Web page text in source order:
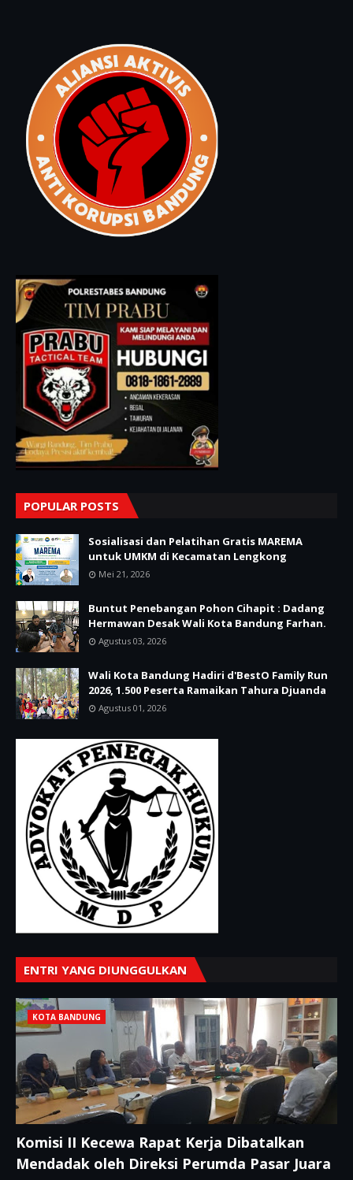
POPULAR POSTS
Sosialisasi dan Pelatihan Gratis MAREMA
untuk UMKM di Kecamatan Lengkong
Mei 21, 2026
Buntut Penebangan Pohon Cihapit : Dadang
Hermawan Desak Wali Kota Bandung Farhan.
Agustus 03, 2026
Wali Kota Bandung Hadiri d'BestO Family Run
2026, 1.500 Peserta Ramaikan Tahura Djuanda
Agustus 01, 2026
ENTRI YANG DIUNGGULKAN
KOTA BANDUNG
Komisi II Kecewa Rapat Kerja Dibatalkan
Mendadak oleh Direksi Perumda Pasar Juara